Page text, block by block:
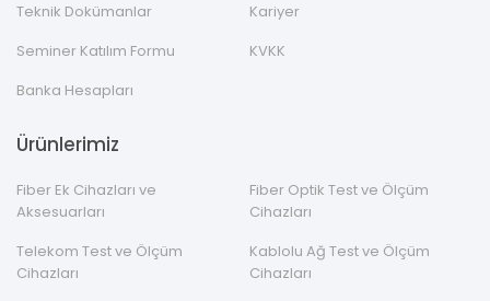
Teknik Dokümanlar
Kariyer
Seminer Katılım Formu
KVKK
Banka Hesapları
Ürünlerimiz
Fiber Ek Cihazları ve
Aksesuarları
Fiber Optik Test ve Ölçüm
Cihazları
Telekom Test ve Ölçüm
Cihazları
Kablolu Ağ Test ve Ölçüm
Cihazları